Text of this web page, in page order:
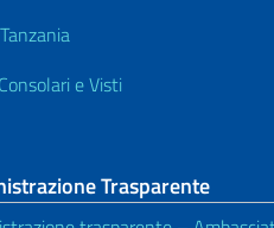
e Visti
Trasparente